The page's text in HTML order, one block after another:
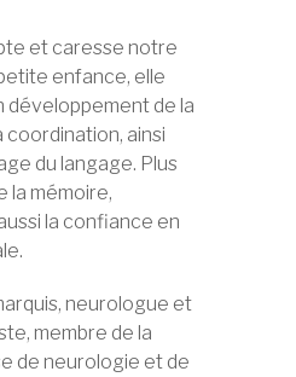
et caresse notre
enfance, elle
développement de la
ainsi
du langage. Plus
la mémoire,
la confiance en
neurologue et
membre de la
de neurologie et de